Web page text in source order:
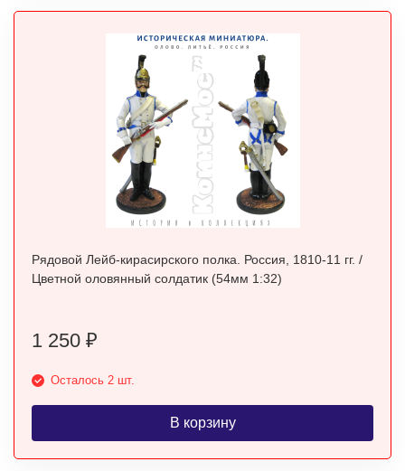
Рядовой Лейб-кирасирского полка. Россия, 1810-11 гг. /
Цветной оловянный солдатик (54мм 1:32)
1 250 ₽
Осталось 2 шт.
В корзину